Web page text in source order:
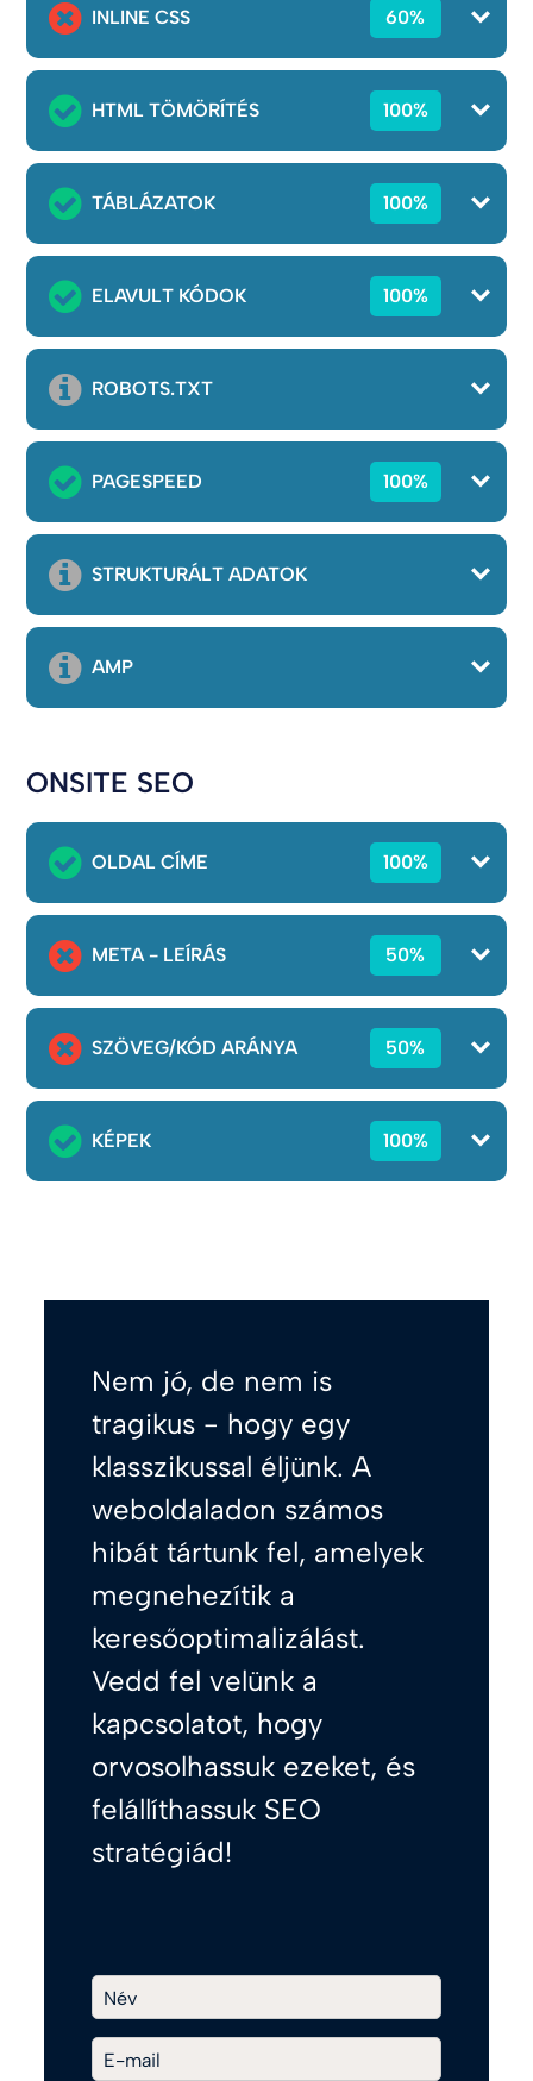
INLINE CSS 60%
HTML TÖMÖRÍTÉS 100%
TÁBLÁZATOK 100%
ELAVULT KÓDOK 100%
ROBOTS.TXT
PAGESPEED 100%
STRUKTURÁLT ADATOK
AMP
ONSITE SEO
OLDAL CÍME 100%
META - LEÍRÁS 50%
SZÖVEG/KÓD ARÁNYA 50%
KÉPEK 100%
Nem jó, de nem is
tragikus - hogy egy
klasszikussal éljünk. A
weboldaladon számos
hibát tártunk fel, amelyek
megnehezítik a
keresőoptimalizálást.
Vedd fel velünk a
kapcsolatot, hogy
orvosolhassuk ezeket, és
felállíthassuk SEO
stratégiád!
Név
E-mail